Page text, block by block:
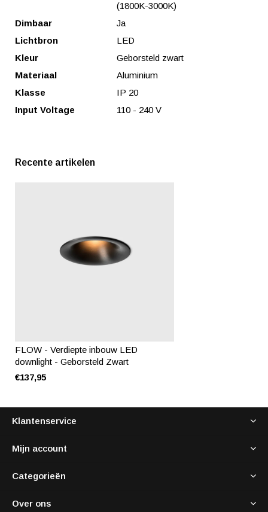
(1800K-3000K)
Dimbaar
Ja
Lichtbron
LED
Kleur
Geborsteld zwart
Materiaal
Aluminium
Klasse
IP 20
Input Voltage
110 - 240 V
Recente artikelen
FLOW - Verdiepte inbouw LED
downlight - Geborsteld Zwart
€137,95
Klantenservice
Mijn account
Categorieën
Over ons